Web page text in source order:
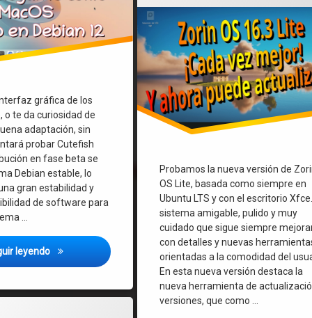
gráfica de los
o te da curiosidad de
adaptación, sin
probar Cutefish
en fase beta se
Debian estable, lo
gran estabilidad y
de software para
…
leyendo Cutefish OS – Linux elegante como Mac OS y basado en
Probamos la nueva versión de
OS Lite, basada como siempre en
Ubuntu LTS y con el escritorio
sistema amigable, pulido y muy
cuidado que sigue siempre
con detalles y nuevas
orientadas a la comodidad del
En esta nueva versión destaca la
nueva herramienta de
versiones, que como …